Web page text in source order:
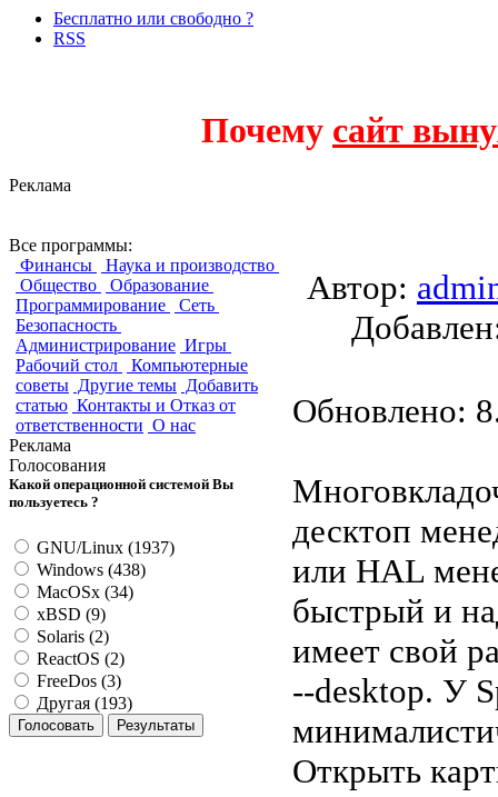
Бесплатно или свободно ?
RSS
Почему сайт
Реклама
Все программы:
Финансы
Наука и производство
Общество
Образование
Программирование
Сеть
Безопасность
Администрирование Игры
Рабочий стол
Компьютерные
советы Другие темы Добавить
статью Контакты и Отказ от
ответственности О нас
Реклама
Голосования
Какой операционной системой Вы
пользуетесь ?
GNU/Linux (1937)
Windows (438)
MacOSx (34)
xBSD (9)
Solaris (2)
ReactOS (2)
FreeDos (3)
Другая (193)
Автор:
Обновлено:
десктоп
или HAL
быстрый и
имеет свой
--desktop. У
Открыть